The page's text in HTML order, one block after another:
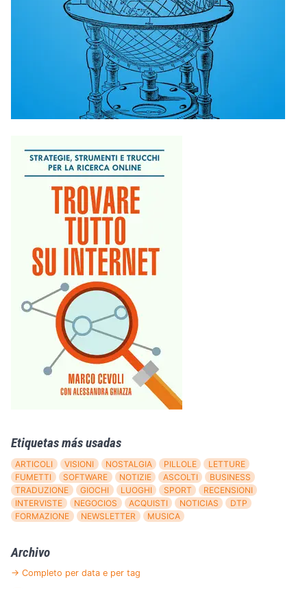
Etiquetas más usadas
ARTICOLI VISIONI NOSTALGIA PILLOLE
LETTURE
FUMETTI
SOFTWARE NOTIZIE ASCOLTI
BUSINESS
TRADUZIONE
GIOCHI LUOGHI SPORT
RECENSIONI
INTERVISTE
NEGOCIOS ACQUISTI NOTICIAS
DTP
FORMAZIONE
NEWSLETTER MUSICA
Archivo
→ Completo per data e per tag